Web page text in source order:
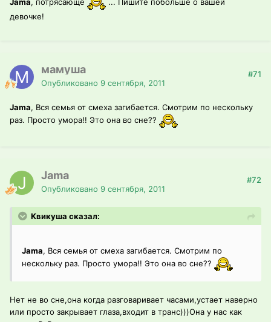
Jama, потрясающе
... Пишите побольше о вашей
девочке!
мамуша
Опубликовано 9 сентября, 2011
#71
Jama, Вся семья от смеха загибается. Смотрим по нескольку
раз. Просто умора!! Это она во сне??
Jama
Опубликовано 9 сентября, 2011
#72
Квикуша сказал:
Jama, Вся семья от смеха загибается. Смотрим по
нескольку раз. Просто умора!! Это она во сне??
Нет не во сне,она когда разговаривает часами,устает наверно
или просто закрывает глаза,входит в транс)))Она у нас как